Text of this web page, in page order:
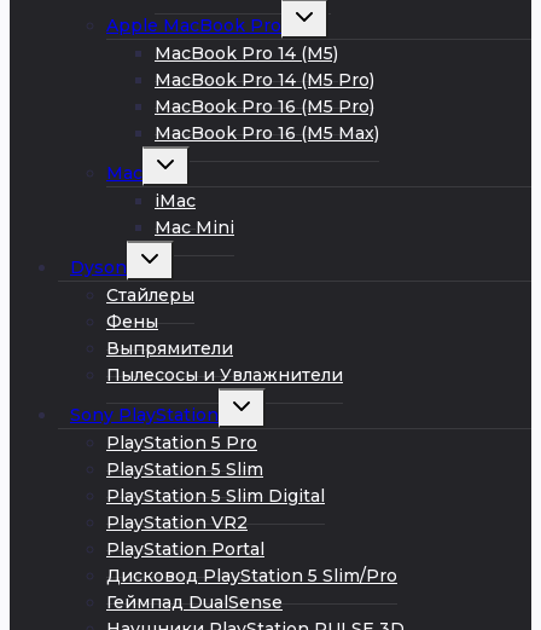
Apple MacBook Pro
Развернуть
меню
MacBook Pro 14 (M5)
MacBook Pro 14 (M5 Pro)
MacBook Pro 16 (M5 Pro)
MacBook Pro 16 (M5 Max)
Mac
Развернуть
меню
iMac
Mac Mini
Dyson
Развернуть
меню
Стайлеры
Фены
Выпрямители
Пылесосы и Увлажнители
Sony PlayStation
Развернуть
меню
PlayStation 5 Pro
PlayStation 5 Slim
PlayStation 5 Slim Digital
PlayStation VR2
PlayStation Portal
Дисковод PlayStation 5 Slim/Pro
Геймпад DualSense